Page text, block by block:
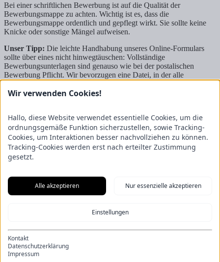
Bei einer schriftlichen Bewerbung ist auf die Qualität der
Bewerbungsmappe zu achten. Wichtig ist es, dass die
Bewerbungsmappe ordentlich und gepflegt wirkt. Sie sollte keine
Knicke oder sonstige Mängel aufweisen.
Unser Tipp: Die leichte Handhabung unseres Online-Formulars
sollte über eines nicht hinwegtäuschen: Vollständige
Bewerbungsunterlagen sind genauso wie bei der postalischen
Bewerbung Pflicht. Wir bevorzugen eine Datei, in der alle
FRICKE Group SE & Co. KG
Zum Kreuzkamp 7
27404 Heeslingen
Unternehmensbereiche
Fricke Holding
PARTSHofmeister & MeinckeTREX.PARTS
ImpressumDatenschutzerklärungKontakt
F.Explore – Programmieren für Nicht-Programmierer
Projekt 2025/2026Wenn alle Rädchen ineinandergreifen – Eine
Eröffnung der besonderen Art
Die Bachelor-Graduierten 2026
© FRICKE Group SE & Co. KG
Wir verwenden Cookies!
Hallo, diese Website verwendet essentielle Cookies, um die
ordnungsgemäße Funktion sicherzustellen, sowie Tracking-
Cookies, um Interaktionen besser nachvollziehen zu können.
Tracking-Cookies werden erst nach erteilter Zustimmung
gesetzt.
Alle akzeptieren Nur essenzielle akzeptieren
Einstellungen
Kontakt
Datenschutzerklärung
Impressum